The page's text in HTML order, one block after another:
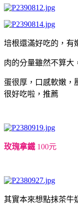
培根還滿好吃的，有
肉的分量雖然不算大
蛋很厚，口感軟嫩，
很好吃啦，推薦
玫瑰拿鐵100元
其實本來想點抹茶牛